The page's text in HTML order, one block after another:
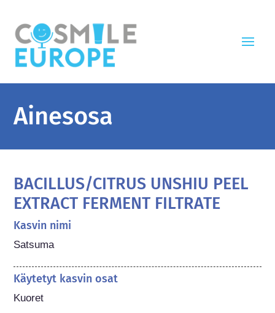
Ainesosa
BACILLUS/CITRUS UNSHIU PEEL
EXTRACT FERMENT FILTRATE
Kasvin nimi
Satsuma
Käytetyt kasvin osat
Kuoret